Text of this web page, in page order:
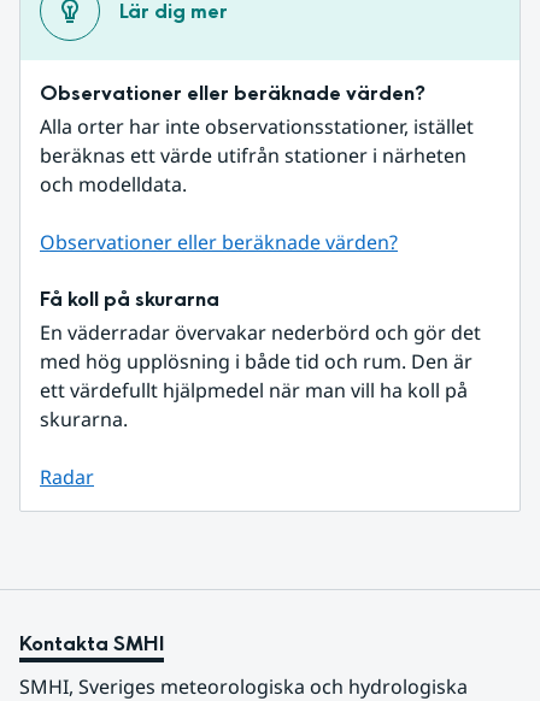
Lär dig mer
Observationer eller beräknade värden?
Alla orter har inte observationsstationer, istället
beräknas ett värde utifrån stationer i närheten
och modelldata.
Observationer eller beräknade värden?
Få koll på skurarna
En väderradar övervakar nederbörd och gör det
med hög upplösning i både tid och rum. Den är
ett värdefullt hjälpmedel när man vill ha koll på
skurarna.
Radar
Kontakta SMHI
SMHI, Sveriges meteorologiska och hydrologiska